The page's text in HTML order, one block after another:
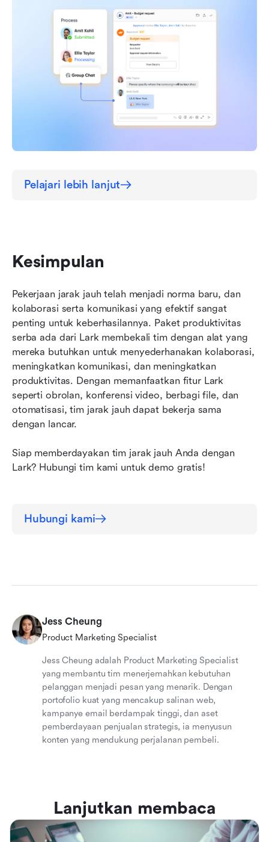
Pelajari lebih lanjut
Kesimpulan
Pekerjaan jarak jauh telah menjadi norma baru, dan
kolaborasi serta komunikasi yang efektif sangat
penting untuk keberhasilannya. Paket produktivitas
serba ada dari Lark membekali tim dengan alat yang
mereka butuhkan untuk menyederhanakan kolaborasi,
meningkatkan komunikasi, dan meningkatkan
produktivitas. Dengan memanfaatkan fitur Lark
seperti obrolan, konferensi video, berbagi file, dan
otomatisasi, tim jarak jauh dapat bekerja sama
dengan lancar.
Siap memberdayakan tim jarak jauh Anda dengan
Lark? Hubungi tim kami untuk demo gratis!
Hubungi kami
Jess Cheung
Product Marketing Specialist
Jess Cheung adalah Product Marketing Specialist
yang membantu tim menerjemahkan kebutuhan
pelanggan menjadi pesan yang menarik. Dengan
portofolio kuat yang mencakup salinan web,
kampanye email berdampak tinggi, dan aset
pemberdayaan penjualan strategis, ia menyusun
konten yang mendukung perjalanan pembeli.
Lanjutkan membaca